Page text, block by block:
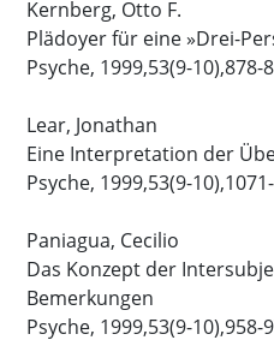
Kernberg, Otto F.
Plädoyer für eine »Drei-
Psyche, 1999,53(9-10),878-
Lear, Jonathan
Eine Interpretation der
Psyche, 1999,53(9-
Paniagua, Cecilio
Das Konzept der
Bemerkungen
Psyche, 1999,53(9-10),958-